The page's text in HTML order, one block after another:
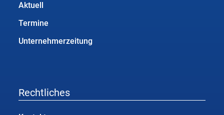
Aktuell
Termine
Unternehmerzeitung
Rechtliches